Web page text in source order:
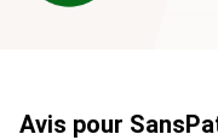
Avis pour